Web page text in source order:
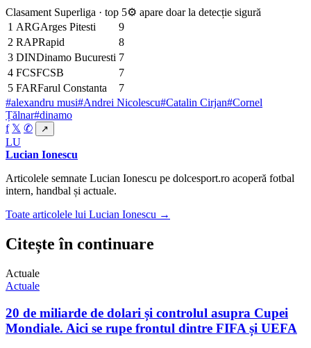
Clasament Superliga · top 5⚙ apare doar la detecție sigură
1 ARGArges Pitesti
9
2 RAPRapid
8
3 DINDinamo Bucuresti 7
4 FCSFCSB
7
5 FARFarul Constanta
7
#alexandru musi#Andrei Nicolescu#Catalin Cirjan#Cornel
Țălnar#dinamo
f 𝕏 ✆ ↗
LU
Lucian Ionescu
Articolele semnate Lucian Ionescu pe dolcesport.ro acoperă fotbal
intern, handbal și actuale.
Toate articolele lui Lucian Ionescu →
Citește în continuare
Actuale
Actuale
20 de miliarde de dolari și controlul asupra Cupei
Mondiale. Aici se rupe frontul dintre FIFA și UEFA